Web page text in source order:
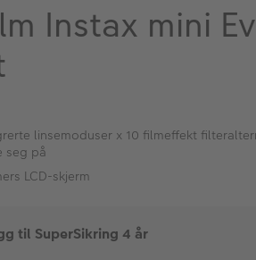
Instax mini
linsemoduser x 10 filmeffekt
seg på
LCD-skjerm
til SuperSikring 4 år